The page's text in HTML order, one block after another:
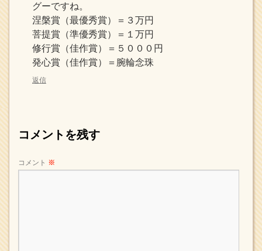
グーですね。
涅槃賞（最優秀賞）＝３万円
菩提賞（準優秀賞）＝１万円
修行賞（佳作賞）＝５０００円
発心賞（佳作賞）＝腕輪念珠
返信
コメントを残す
コメント ※